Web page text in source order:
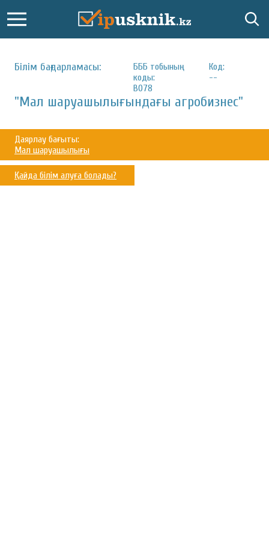
Білім бағдарламасы:
БББ тобының
коды:
B078
Код:
--
"Мал шаруашылығындағы агробизнес"
Даярлау бағыты:
Мал шаруашылығы
Қайда білім алуға болады?